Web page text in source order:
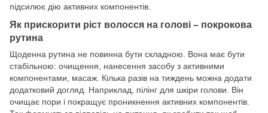
підсилює дію активних компонентів.
Як прискорити ріст волосся на голові – покрокова
рутина
Щоденна рутина не повинна бути складною. Вона має бути
стабільною: очищення, нанесення засобу з активними
компонентами, масаж. Кілька разів на тиждень можна додати
додатковий догляд. Наприклад, пілінг для шкіри голови. Він
очищає пори і покращує проникнення активних компонентів.